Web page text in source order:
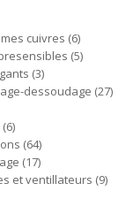
cuivres 6
5
3
dessoudage 27
6
64
17
et ventillateurs 9